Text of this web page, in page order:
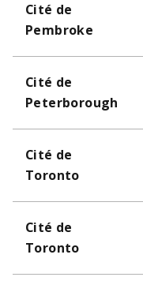
Cité de
Pembroke
Cité de
Peterborough
Cité de
Toronto
Cité de
Toronto